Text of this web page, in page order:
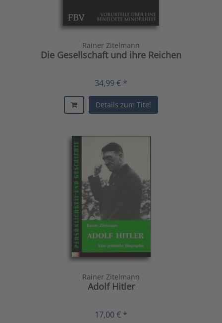
Rainer Zitelmann
Die Gesellschaft und ihre Reichen
34,99 € *
Details zum Titel
Rainer Zitelmann
Adolf Hitler
17,00 € *